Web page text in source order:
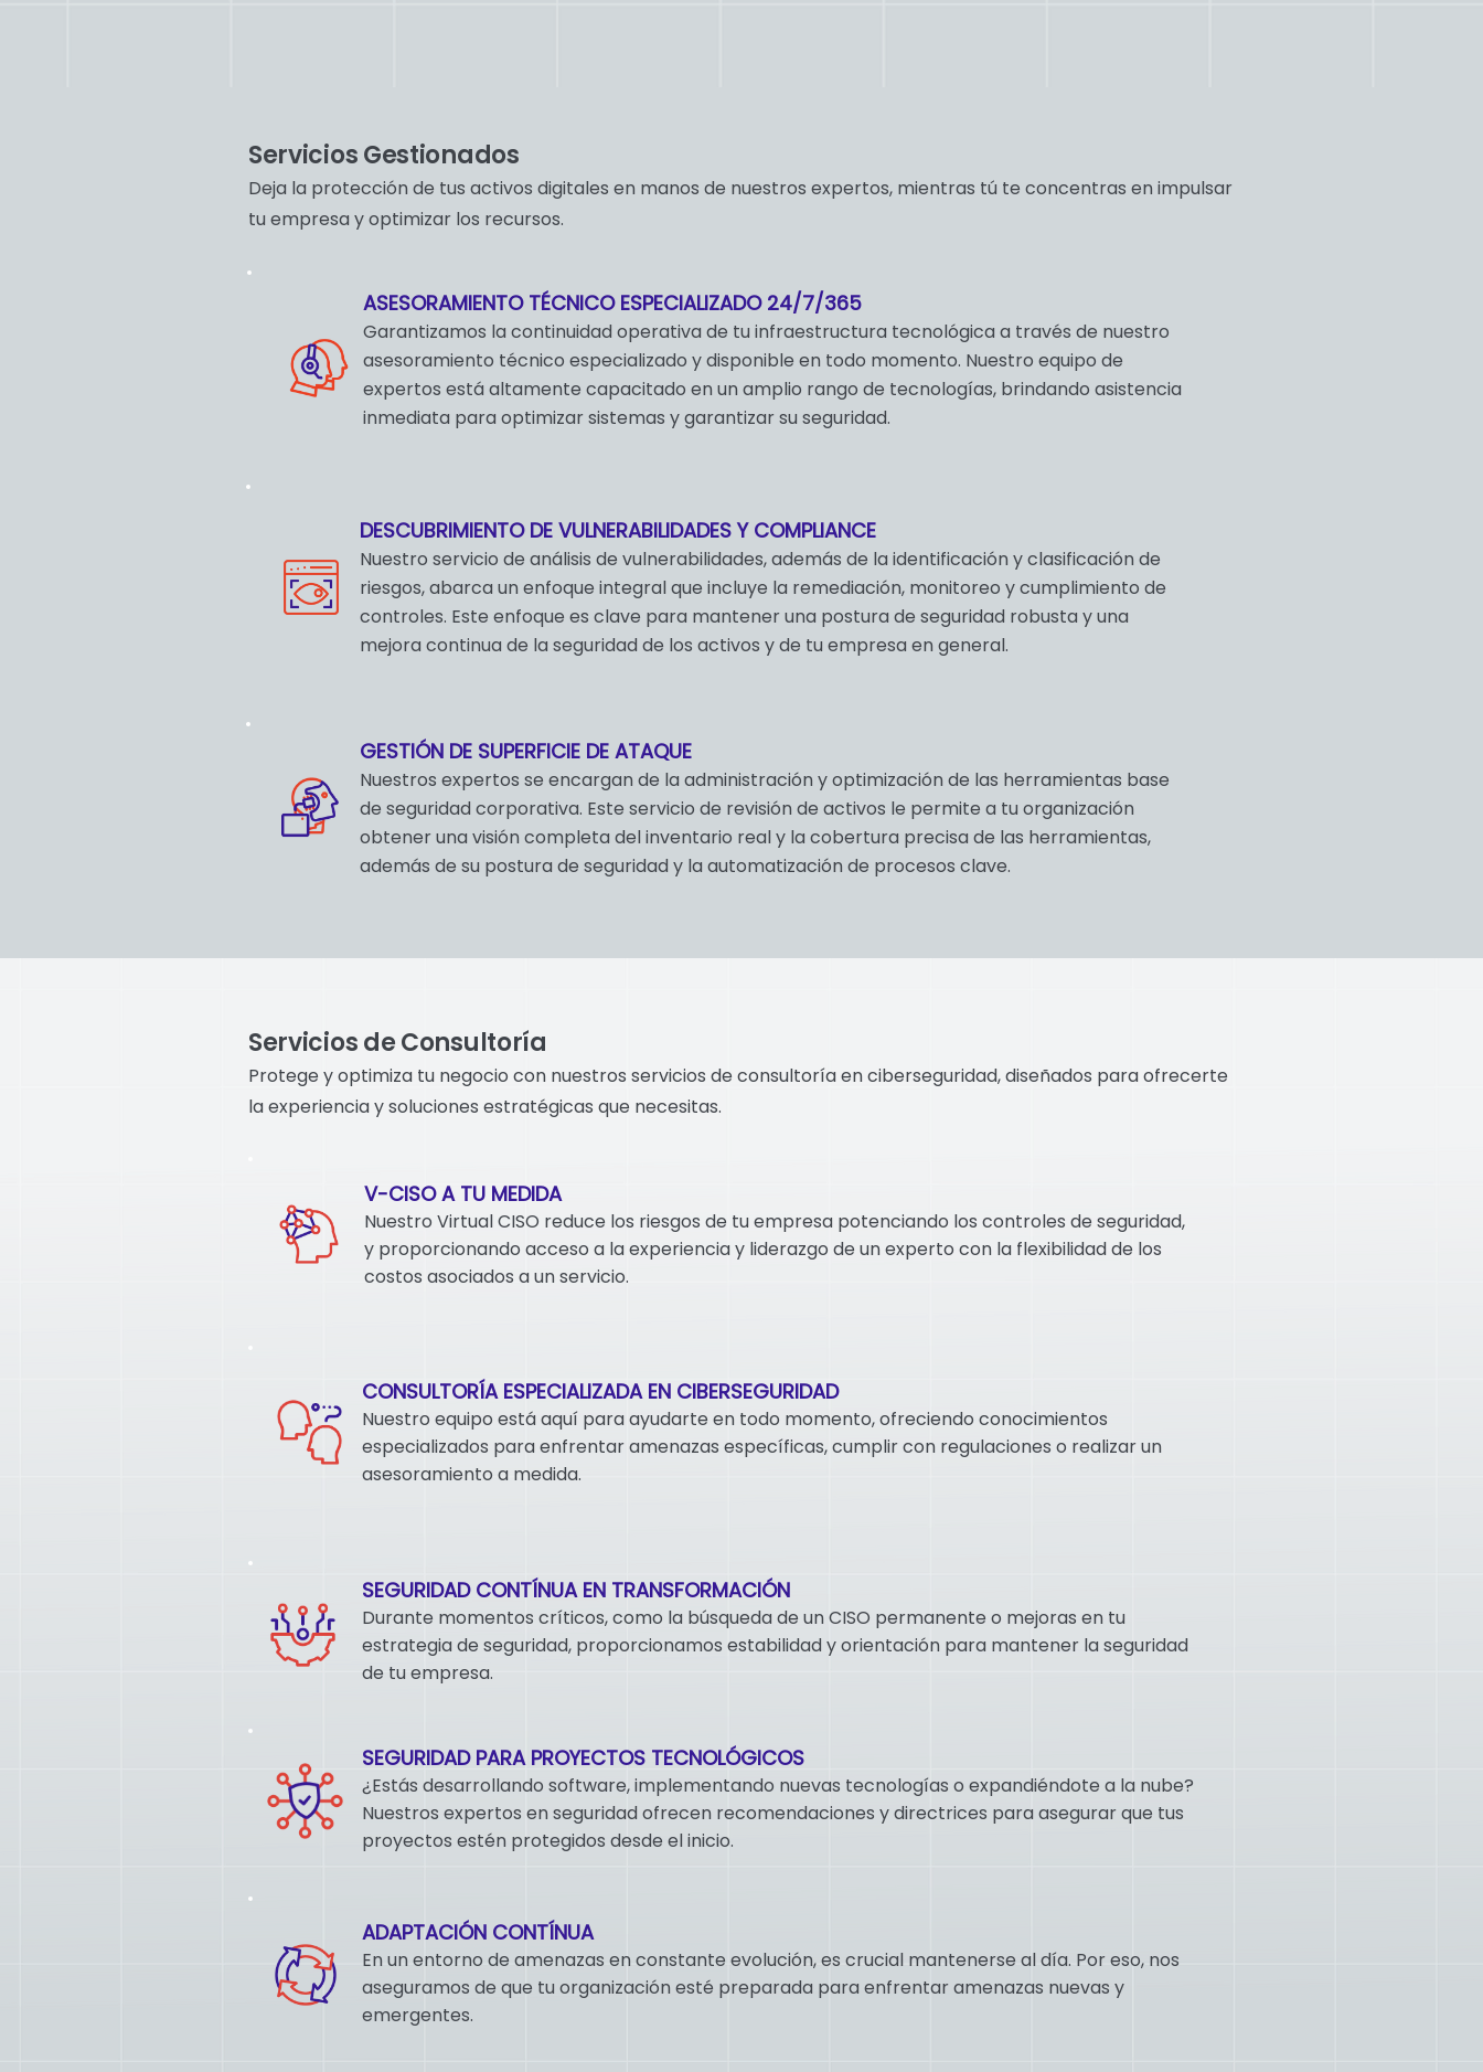
Servicios Gestionados
Deja la protección de tus activos digitales en manos de nuestros expertos, mientras tú te concentras en impulsar
tu empresa y optimizar los recursos.
ASESORAMIENTO TÉCNICO ESPECIALIZADO 24/7/365
Garantizamos la continuidad operativa de tu infraestructura tecnológica a través de nuestro
asesoramiento técnico especializado y disponible en todo momento. Nuestro equipo de
expertos está altamente capacitado en un amplio rango de tecnologías, brindando asistencia
inmediata para optimizar sistemas y garantizar su seguridad.
DESCUBRIMIENTO DE VULNERABILIDADES Y COMPLIANCE
Nuestro servicio de análisis de vulnerabilidades, además de la identificación y clasificación de
riesgos, abarca un enfoque integral que incluye la remediación, monitoreo y cumplimiento de
controles. Este enfoque es clave para mantener una postura de seguridad robusta y una
mejora continua de la seguridad de los activos y de tu empresa en general.
GESTIÓN DE SUPERFICIE DE ATAQUE
Nuestros expertos se encargan de la administración y optimización de las herramientas base
de seguridad corporativa. Este servicio de revisión de activos le permite a tu organización
obtener una visión completa del inventario real y la cobertura precisa de las herramientas,
además de su postura de seguridad y la automatización de procesos clave.
Servicios de Consultoría
Protege y optimiza tu negocio con nuestros servicios de consultoría en ciberseguridad, diseñados para ofrecerte
la experiencia y soluciones estratégicas que necesitas.
V-CISO A TU MEDIDA
Nuestro Virtual CISO reduce los riesgos de tu empresa potenciando los controles de seguridad,
y proporcionando acceso a la experiencia y liderazgo de un experto con la flexibilidad de los
costos asociados a un servicio.
CONSULTORÍA ESPECIALIZADA EN CIBERSEGURIDAD
Nuestro equipo está aquí para ayudarte en todo momento, ofreciendo conocimientos
especializados para enfrentar amenazas específicas, cumplir con regulaciones o realizar un
asesoramiento a medida.
SEGURIDAD CONTÍNUA EN TRANSFORMACIÓN
Durante momentos críticos, como la búsqueda de un CISO permanente o mejoras en tu
estrategia de seguridad, proporcionamos estabilidad y orientación para mantener la seguridad
de tu empresa.
SEGURIDAD PARA PROYECTOS TECNOLÓGICOS
¿Estás desarrollando software, implementando nuevas tecnologías o expandiéndote a la nube?
Nuestros expertos en seguridad ofrecen recomendaciones y directrices para asegurar que tus
proyectos estén protegidos desde el inicio.
ADAPTACIÓN CONTÍNUA
En un entorno de amenazas en constante evolución, es crucial mantenerse al día. Por eso, nos
aseguramos de que tu organización esté preparada para enfrentar amenazas nuevas y
emergentes.